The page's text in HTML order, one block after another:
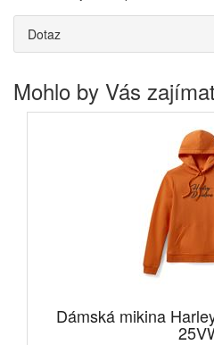
Dotaz
Mohlo by Vás zajímat
Dámská mikina